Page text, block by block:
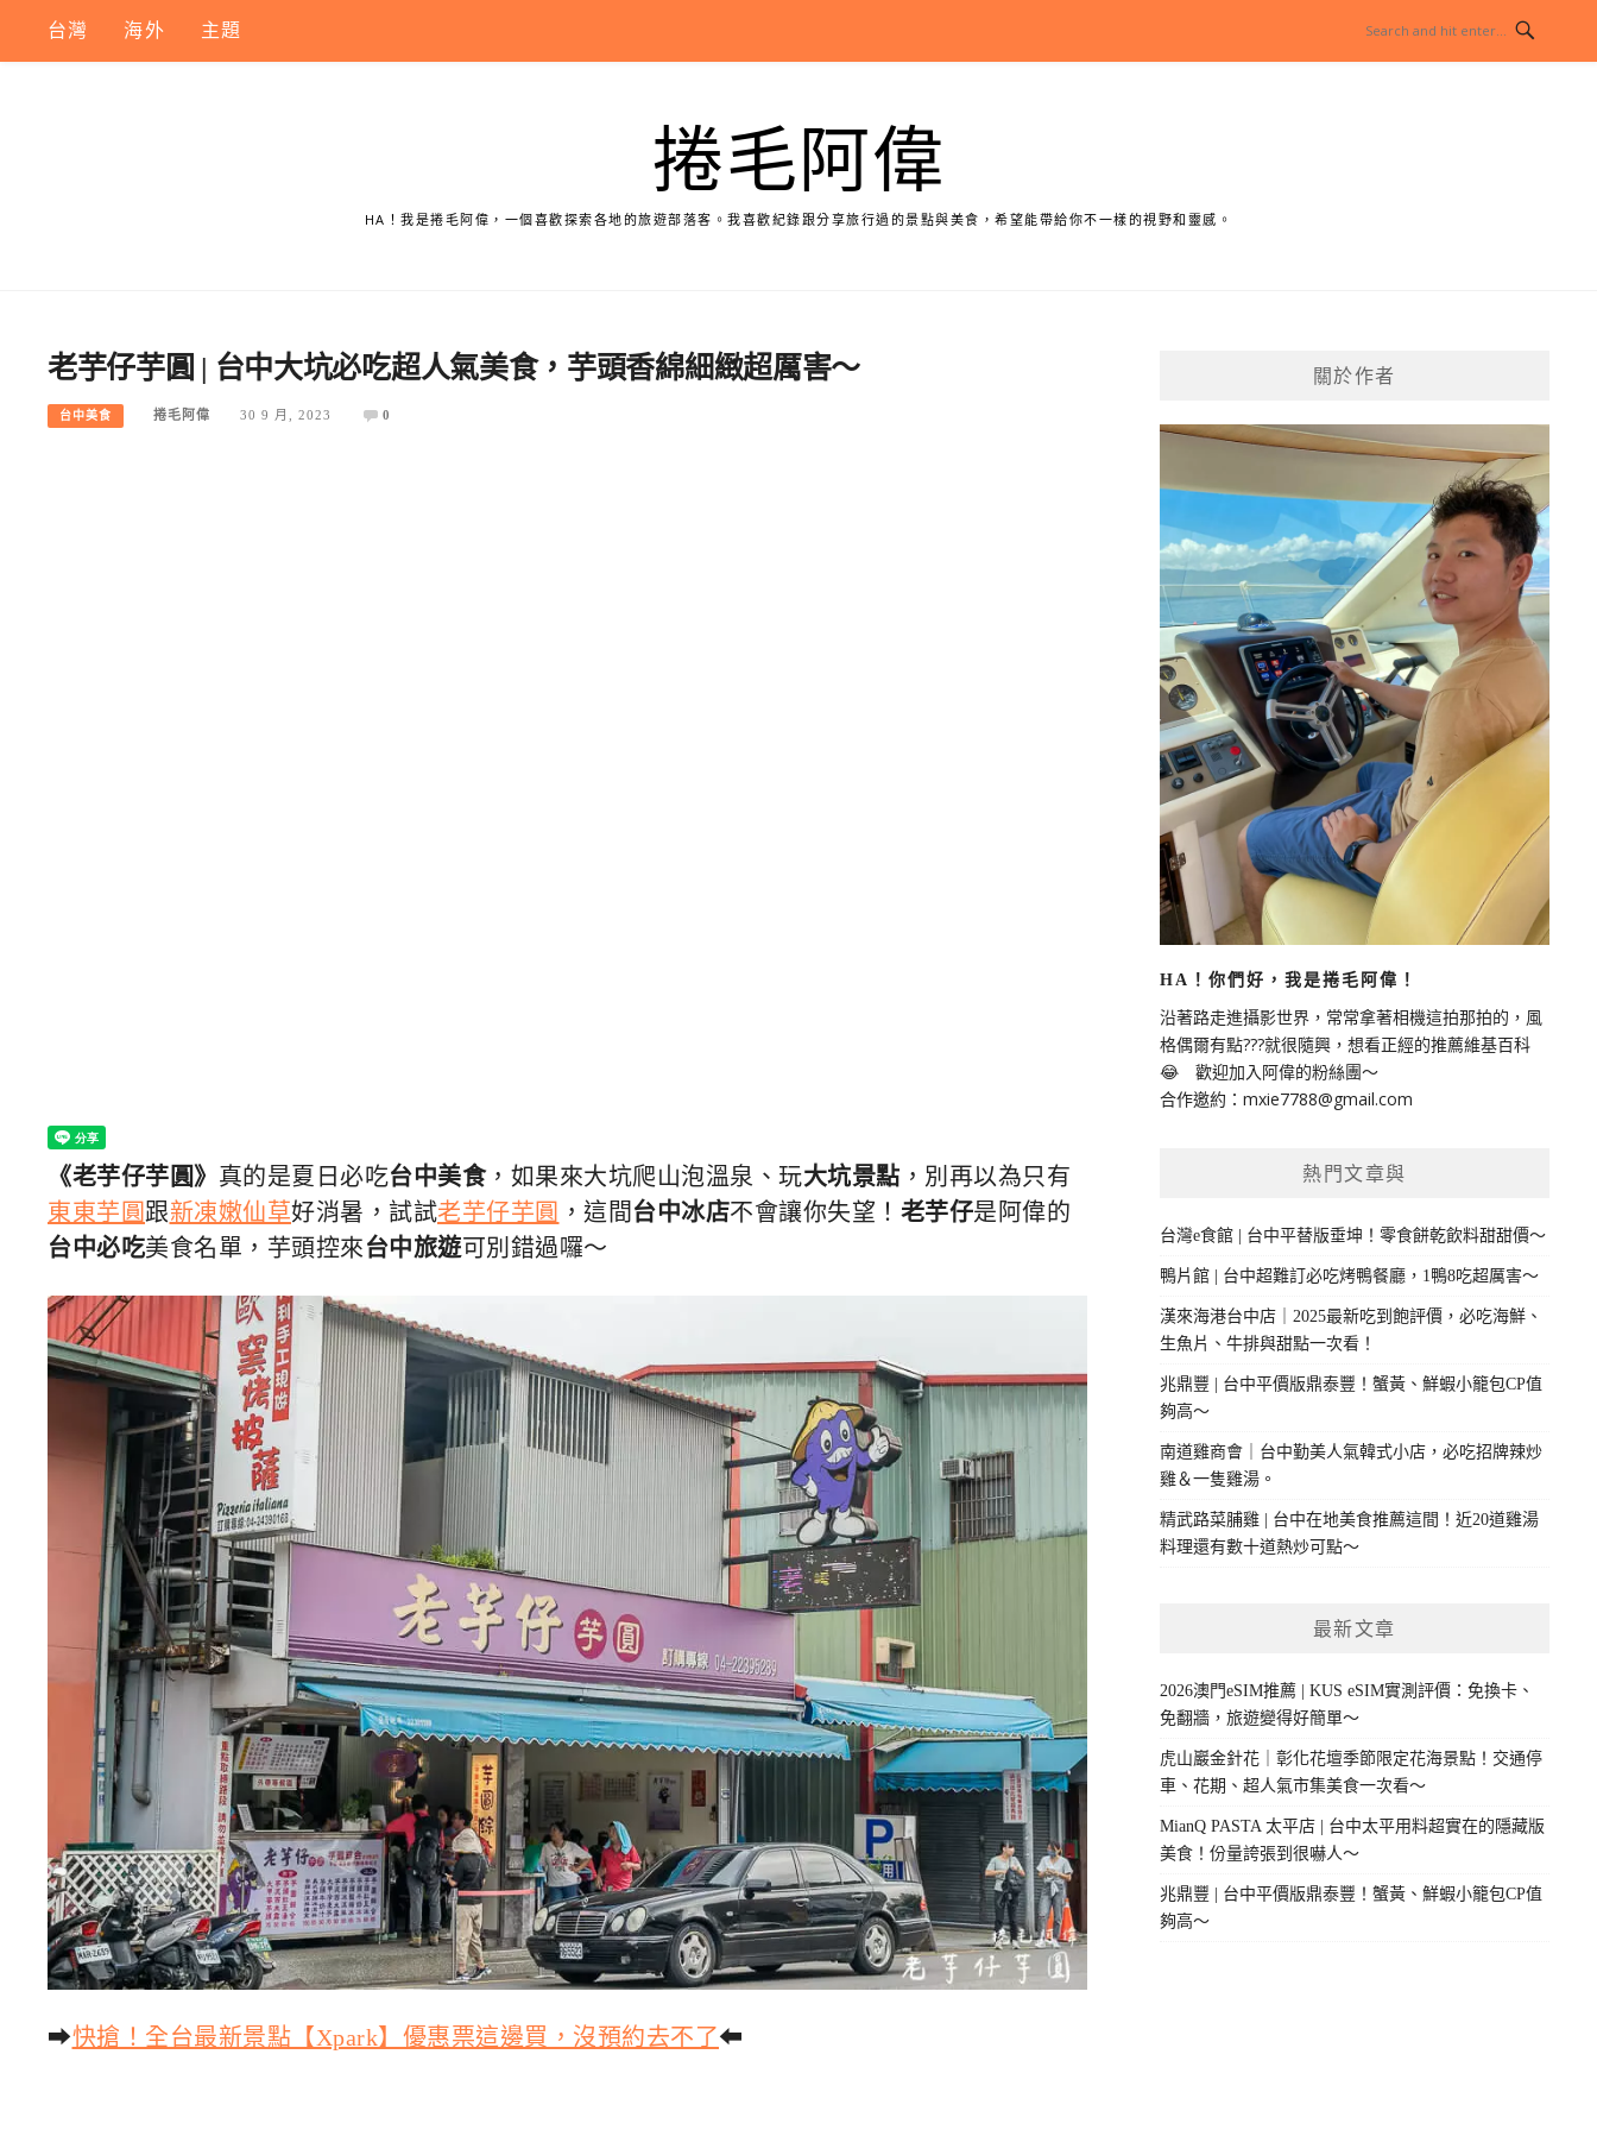
content
台灣 海外 主題
捲毛阿偉
HA！我是捲毛阿偉，一個喜歡探索各地的旅遊部落客。我喜歡紀錄跟分享旅行過的景點與美食，希望能帶給你不一樣的視野和靈感。
老芋仔芋圓 | 台中大坑必吃超人氣美食，芋頭香綿細緻超厲害～
台中美食 捲毛阿偉 30 9 月, 2023 0
《老芋仔芋圓》 真的是夏日必吃台中美食，如果來大坑爬山泡溫泉、玩大坑景點 ，別再以為只有
東東芋圓跟新凍嫩仙草好消暑，試試老芋仔芋圓 ，這間台中冰店不會讓你失望！ 老芋仔是阿偉的
台中必吃美食名單，芋頭控來台中旅遊可別錯過囉～
➡快搶！全台最新景點【Xpark】優惠票這邊買，沒預約去不了⬅
關於作者
HA！你們好，我是捲毛阿偉！
沿著路走進攝影世界，常常拿著相機這拍那拍的，風
格偶爾有點???就很隨興，想看正經的推薦維基百科
😂 歡迎加入阿偉的粉絲團～
合作邀約： mxie7788@gmail.com
熱門文章與
台灣e食館 | 台中平替版垂坤！零食餅乾飲料甜甜價～
鴨片館 | 台中超難訂必吃烤鴨餐廳，1鴨8吃超厲害～
漢來海港台中店｜2025最新吃到飽評價，必吃海鮮、
生魚片、牛排與甜點一次看！
兆鼎豐 | 台中平價版鼎泰豐！蟹黃、鮮蝦小籠包CP值
夠高～
南道雞商會｜台中勤美人氣韓式小店，必吃招牌辣炒
雞＆一隻雞湯。
精武路菜脯雞 | 台中在地美食推薦這間！近20道雞湯
料理還有數十道熱炒可點～
最新文章
2026澳門eSIM推薦 | KUS eSIM實測評價：免換卡、
免翻牆，旅遊變得好簡單～
虎山巖金針花｜彰化花壇季節限定花海景點！交通停
車、花期、超人氣市集美食一次看～
MianQ PASTA 太平店 | 台中太平用料超實在的隱藏版
美食！份量誇張到很嚇人～
兆鼎豐 | 台中平價版鼎泰豐！蟹黃、鮮蝦小籠包CP值
夠高～